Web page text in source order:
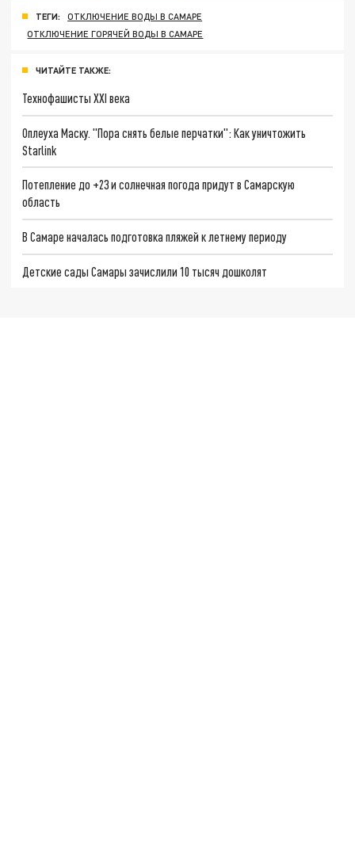
ТЕГИ:
ОТКЛЮЧЕНИЕ ВОДЫ В САМАРЕ
ОТКЛЮЧЕНИЕ ГОРЯЧЕЙ ВОДЫ В САМАРЕ
ЧИТАЙТЕ ТАКЖЕ:
Технофашисты XXI века
Оплеуха Маску. "Пора снять белые перчатки": Как уничтожить
Starlink
Потепление до +23 и солнечная погода придут в Самарскую
область
В Самаре началась подготовка пляжей к летнему периоду
Детские сады Самары зачислили 10 тысяч дошколят